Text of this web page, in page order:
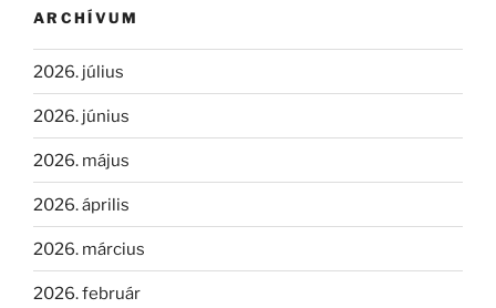
ARCHÍVUM
2026. július
2026. június
2026. május
2026. április
2026. március
2026. február